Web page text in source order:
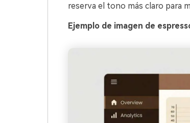
reserva el tono más claro para
Ejemplo de imagen de